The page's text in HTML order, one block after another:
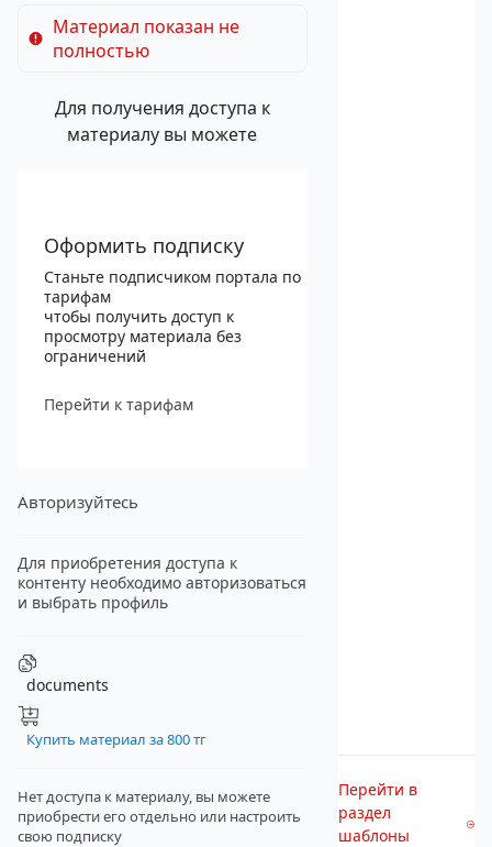
Материал показан не
полностью
Для получения доступа к
материалу вы можете
Оформить подписку
Станьте подписчиком портала по
тарифам
чтобы получить доступ к
просмотру материала без
ограничений
Перейти к тарифам
Авторизуйтесь
Для приобретения доступа к
контенту необходимо авторизоваться
и выбрать профиль
documents
Купить материал за 800 тг
Нет доступа к материалу, вы можете
приобрести его отдельно или настроить
свою подписку
Перейти в
раздел
шаблоны